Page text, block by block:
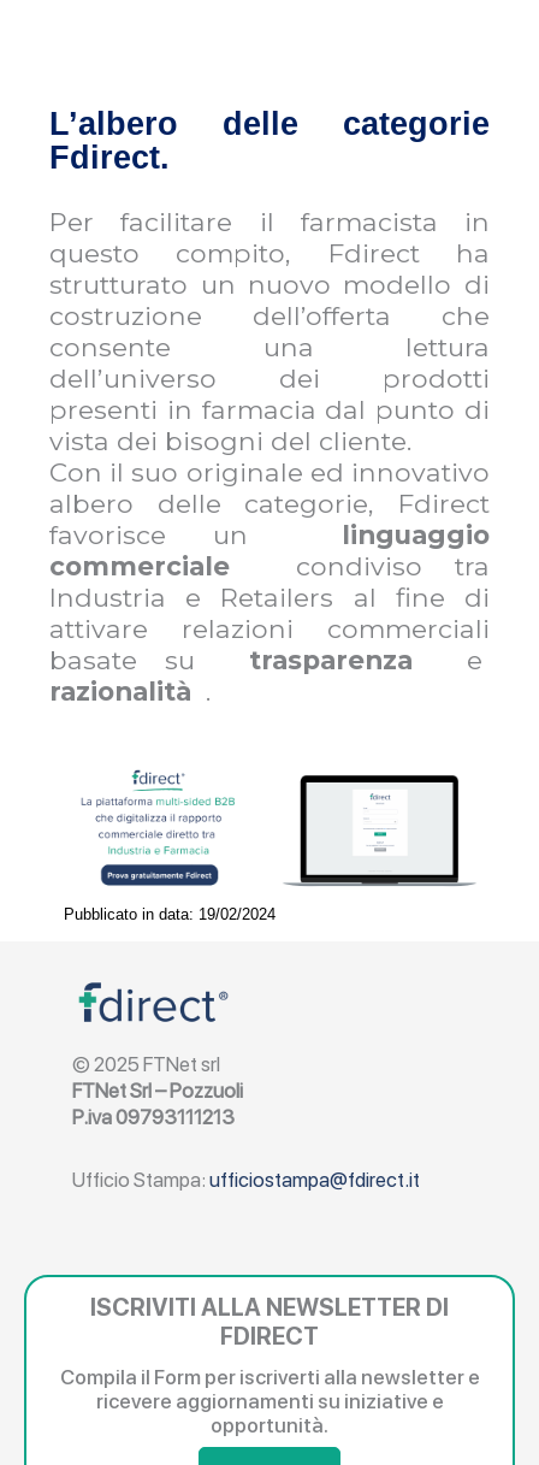
L’albero delle categorie
Fdirect.
Per facilitare il farmacista in
questo compito, Fdirect ha
strutturato un nuovo modello di
costruzione dell’offerta che
consente una lettura
dell’universo dei prodotti
presenti in farmacia dal punto di
vista dei bisogni del cliente.
Con il suo originale ed innovativo
albero delle categorie, Fdirect
favorisce un linguaggio
commerciale condiviso tra
Industria e Retailers al fine di
attivare relazioni commerciali
basate su trasparenza e
razionalità .
Pubblicato in data: 19/02/2024
© 2025 FTNet srl
FTNet Srl – Pozzuoli
P.iva 09793111213
Ufficio Stampa: ufficiostampa@fdirect.it
ISCRIVITI ALLA NEWSLETTER DI
FDIRECT
Compila il Form per iscriverti alla newsletter e
ricevere aggiornamenti su iniziative e
opportunità.